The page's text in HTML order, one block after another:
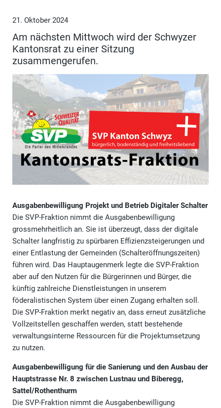
21. Oktober 2024
Am nächsten Mittwoch wird der Schwyzer
Kantonsrat zu einer Sitzung
zusammengerufen.
Ausgabenbewilligung Projekt und Betrieb Digitaler Schalter
Die SVP-Fraktion nimmt die Ausgabenbewilligung
grossmehrheitlich an. Sie ist überzeugt, dass der digitale
Schalter langfristig zu spürbaren Effizienzsteigerungen und
einer Entlastung der Gemeinden (Schalteröffnungszeiten)
führen wird. Das Hauptaugenmerk legte die SVP-Fraktion
aber auf den Nutzen für die Bürgerinnen und Bürger, die
künftig zahlreiche Dienstleistungen in unserem
föderalistischen System über einen Zugang erhalten soll.
Die SVP-Fraktion merkt negativ an, dass erneut zusätzliche
Vollzeitstellen geschaffen werden, statt bestehende
verwaltungsinterne Ressourcen für die Projektumsetzung
zu nutzen.
Ausgabenbewilligung für die Sanierung und den Ausbau der
Hauptstrasse Nr. 8 zwischen Lustnau und Biberegg,
Sattel/Rothenthurm
Die SVP-Fraktion nimmt die Ausgabenbewilligung